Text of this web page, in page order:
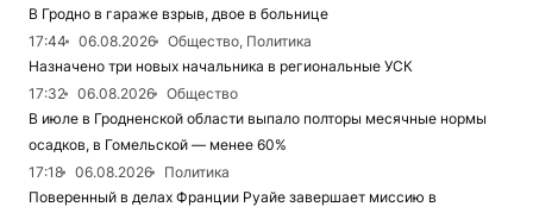
В Гродно в гараже взрыв, двое в больнице
17:44
06.08.2026
Общество, Политика
Назначено три новых начальника в региональные УСК
17:32
06.08.2026
Общество
В июле в Гродненской области выпало полторы месячные нормы
осадков, в Гомельской — менее 60%
17:18
06.08.2026
Политика
Поверенный в делах Франции Руайе завершает миссию в